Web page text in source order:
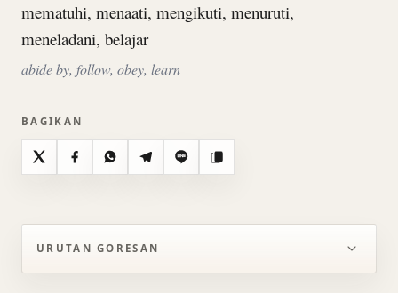
mematuhi, menaati, mengikuti, menuruti,
meneladani, belajar
abide by, follow, obey, learn
BAGIKAN
X FacebookWhatsAppTelegramLine Salin
URUTAN GORESAN